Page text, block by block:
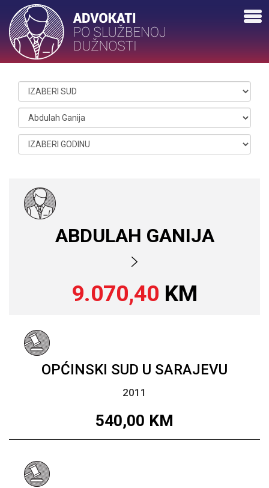
ABDULAH GANIJA
9.070,40 KM
OPĆINSKI SUD U SARAJEVU
2011
540,00 KM